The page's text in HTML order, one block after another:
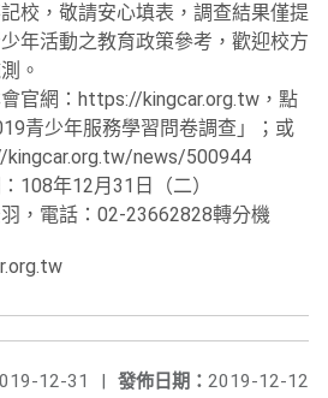
校，敬請安心填表，調查結果僅提
年活動之教育政策參考，歡迎校方
。
官網：https://kingcar.org.tw，點
青少年服務學習問卷調查」；或
news/500944
108年12月31日（二）
，電話：02-23662828轉分機
發佈日期： 2019-12-12
12-31 |